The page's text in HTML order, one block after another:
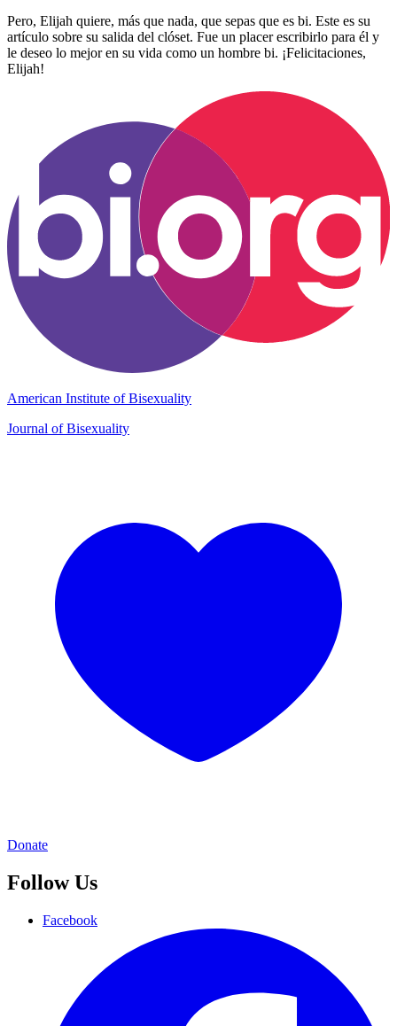
Pero, Elijah quiere, más que nada, que sepas que es bi. Este es su
artículo sobre su salida del clóset. Fue un placer escribirlo para él y
le deseo lo mejor en su vida como un hombre bi. ¡Felicitaciones,
Elijah!
American Institute of Bisexuality
Journal of Bisexuality
Donate
Follow Us
Facebook